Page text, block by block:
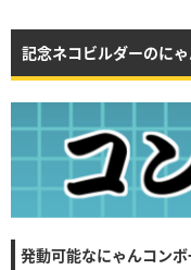
記念ネコビルダーのに
発動可能なにゃんコン